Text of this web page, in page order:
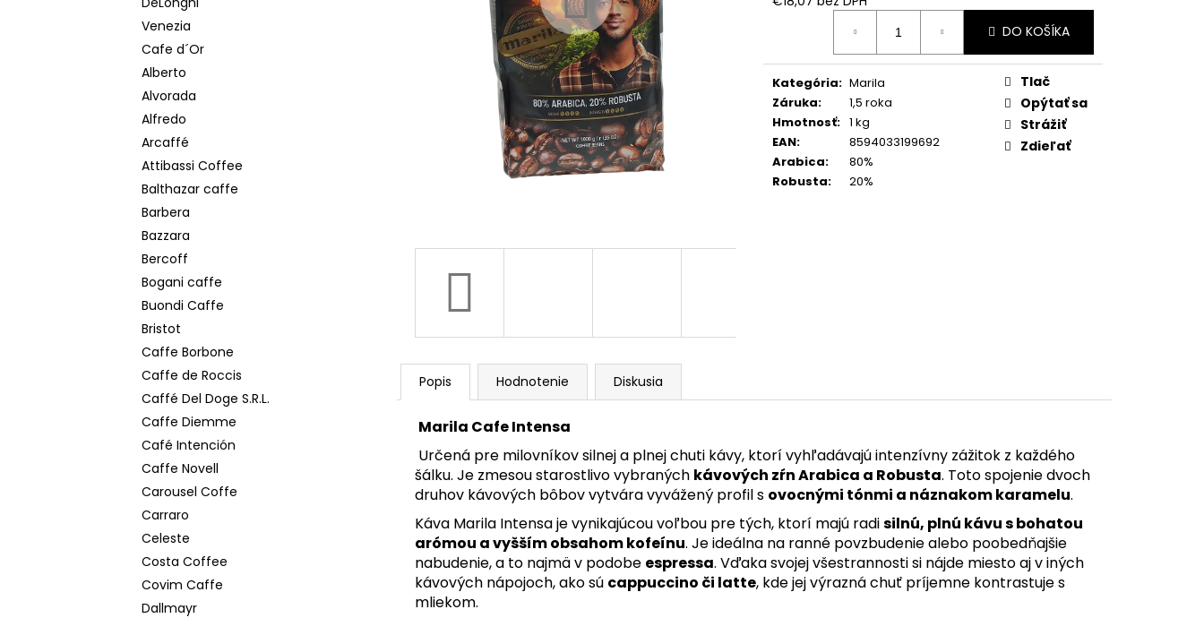
Venezia
Cafe d´Or
Alberto
Alvorada
Alfredo
Arcaffé
Attibassi Coffee
Balthazar caffe
Barbera
Bazzara
Bercoff
Bogani caffe
Buondi Caffe
Bristot
Caffe Borbone
Caffe de Roccis
Caffé Del Doge S.R.L.
Caffe Diemme
Café Intención
Caffe Novell
Carousel Coffe
Carraro
Celeste
Costa Coffee
Covim Caffe
Dallmayr
Jednotková
DO KOŠÍKA
Kategória: Marila
Záruka:
1,5 roka
Hmotnosť: 1 kg
EAN:
8594033199692
Arabica:
80%
Robusta: 20%
Tlač
Opýtať sa
Strážiť
Zdieľať
Popis Hodnotenie Diskusia
Marila Cafe Intensa
Určená pre milovníkov silnej a plnej chuti kávy, ktorí vyhľadávajú intenzívny zážitok z každého
šálku. Je zmesou starostlivo vybraných kávových zŕn Arabica a Robusta. Toto spojenie dvoch
druhov kávových bôbov vytvára vyvážený profil s ovocnými tónmi a náznakom karamelu.
Káva Marila Intensa je vynikajúcou voľbou pre tých, ktorí majú radisilnú, plnú kávu s bohatou
arómou a vyšším obsahom kofeínu. Je ideálna na ranné povzbudenie alebo poobedňajšie
nabudenie, a to najmä v podobe espressa. Vďaka svojej všestrannosti si nájde miesto aj v iných
kávových nápojoch, ako sú cappuccino či latte, kde jej výrazná chuť príjemne kontrastuje s
mliekom.
POPRADSKÁ COLOMBIA ZRNKOVÁ KÁVA
€6,20
Pôvodne: €7
KAFFA COFFEE SUPER CREMA PREMIUM
ZRNKOVÁ KÁVA 1KG
DALLMAYR HOME BARISTA DOLCE
€19